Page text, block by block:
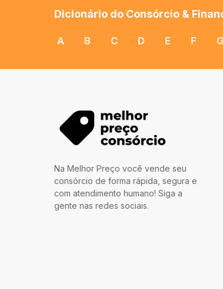
Dicionário do Consórcio &
A B C D E F G
Na Melhor Preço você vende seu
consórcio de forma rápida, segura e
com atendimento humano! Siga a
gente nas redes sociais.